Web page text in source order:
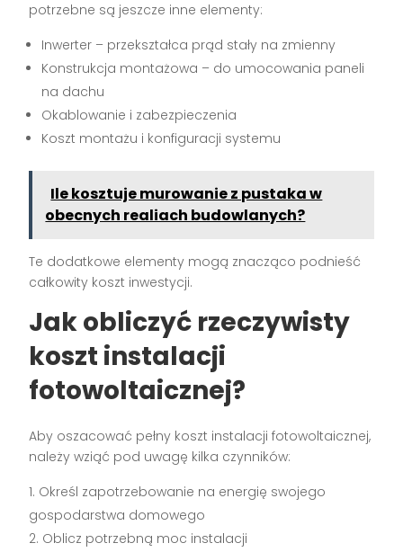
potrzebne są jeszcze inne elementy:
Inwerter – przekształca prąd stały na zmienny
Konstrukcja montażowa – do umocowania paneli
na dachu
Okablowanie i zabezpieczenia
Koszt montażu i konfiguracji systemu
Ile kosztuje murowanie z pustaka w
obecnych realiach budowlanych?
Te dodatkowe elementy mogą znacząco podnieść
całkowity koszt inwestycji.
Jak obliczyć rzeczywisty
koszt instalacji
fotowoltaicznej?
Aby oszacować pełny koszt instalacji fotowoltaicznej,
należy wziąć pod uwagę kilka czynników:
Określ zapotrzebowanie na energię swojego
gospodarstwa domowego
Oblicz potrzebną moc instalacji